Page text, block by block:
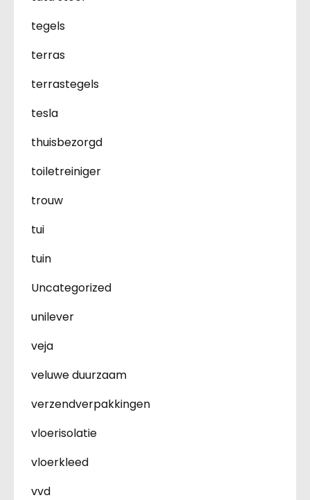
tegels
terras
terrastegels
tesla
thuisbezorgd
toiletreiniger
trouw
tui
tuin
Uncategorized
unilever
veja
veluwe duurzaam
verzendverpakkingen
vloerisolatie
vloerkleed
vvd